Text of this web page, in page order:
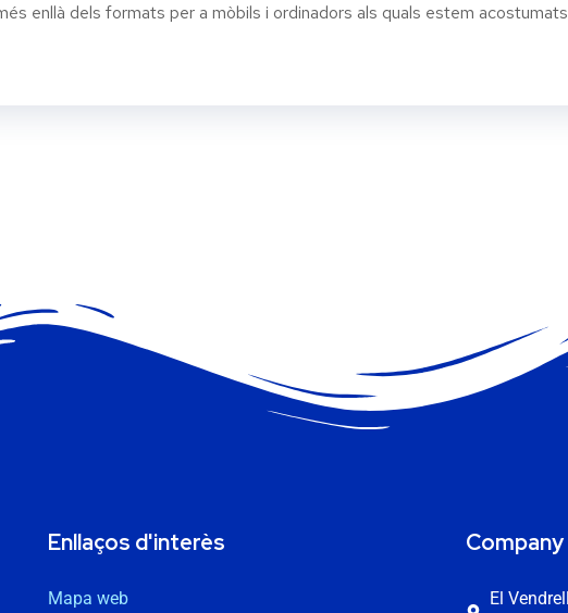
dels formats per a mòbils i ordinadors als quals estem
Enllaços d'interès
Mapa web
Company
El